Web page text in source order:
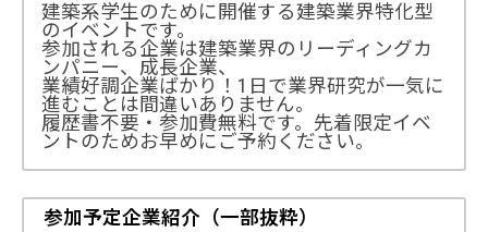
建築系学生のために開催する建築業界特化型
のイベントです。
参加される企業は建築業界のリーディングカ
ンパニー、成長企業、
業績好調企業ばかり！1日で業界研究が一気に
進むことは間違いありません。
履歴書不要・参加費無料です。先着限定イベ
ントのためお早めにご予約ください。
参加予定企業紹介（一部抜粋）